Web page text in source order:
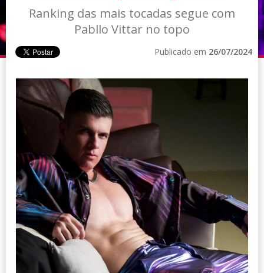
Ranking das mais tocadas segue com
Pabllo Vittar no topo
Publicado em 26/07/2024